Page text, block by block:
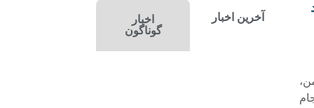
آخرین اخبار
اخبار
گوناگون